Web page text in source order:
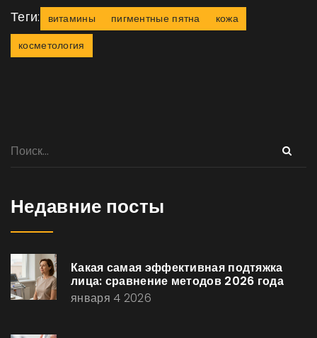
Теги: витамины пигментные пятна
кожа
косметология
Недавние посты
Какая самая эффективная подтяжка
лица: сравнение методов 2026 года
января 4 2026